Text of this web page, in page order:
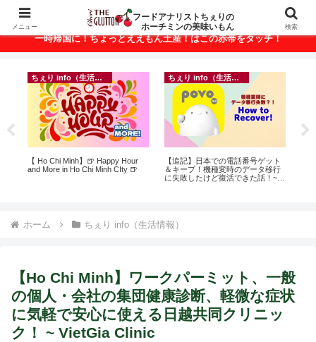
ベトナム・ホーチミンの美味いもんが満載！
一時帰国に！ちょっとええもん土産！はこの赤帯をタッチ！
ちぇり info（生活情報）
【 Ho Chi Minh】🍺 Happy Hour
and More in Ho Chi Minh CIty 🍺
ちぇり info（生活情報）
【追記】日本での電話番号ゲット
＆キープ！機種変時のデータ移行
に失敗したけど復活できた話！~
ホーム ちぇり info（生活情報）
【Ho Chi Minh】ワークパーミット、一般
の個人・会社の集団健康診断、軽微な症状
に気軽で安心に使える日越共同クリニッ
ク！ ~ VietGia Clinic
メニュー
フードアナリストちぇりの
ホーチミンの美味いもん
検索